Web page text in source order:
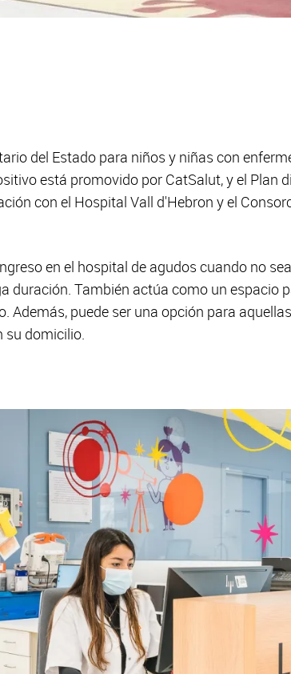
del Estado para niños y niñas con
está promovido por CatSalut, y el Plan
con el Hospital Vall d'Hebron y el
en el hospital de agudos cuando no
duración. También actúa como un espacio
Además, puede ser una opción para
su domicilio.